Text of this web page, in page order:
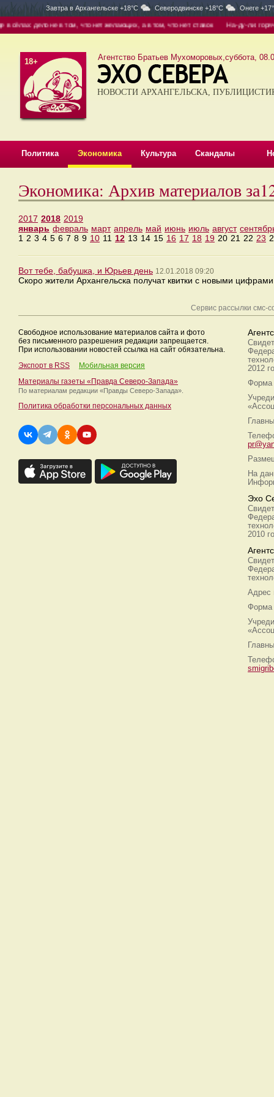
Завтра в Архангельске +18°C Северодвинске +18°C Онеге
дело не в том, что нет желающих, а в том, что нет ставок На-ду-ли:
18+ Агентство Братьев Мухоморовых,суббота,
НОВОСТИ АРХАНГЕЛЬСКА,
Политика Экономика Культура Скандалы
Экономика: Архив материалов
2017 2018 2019
январь февраль март апрель май июнь июль август
1 2 3 4 5 6 7 8 9 10 11 12 13 14 15 16 17 18 19 20 21 22 23
Вот тебе, бабушка, и Юрьев день 12.01.2018 09:20
Скоро жители Архангельска получат квитки с новыми
Сервис рассылки смс-
Свободное использование материалов сайта и фото
без письменного разрешения редакции запрещается.
При использовании новостей ссылка на сайт обязательна.
Экспорт в RSS
Мобильная версия
Материалы газеты «Правда Северо-Запада»
По материалам редакции «Правды Северо-Запада».
Политика обработки персональных данных
2012
Форма
На
Эхо
2010
Адрес
Форма